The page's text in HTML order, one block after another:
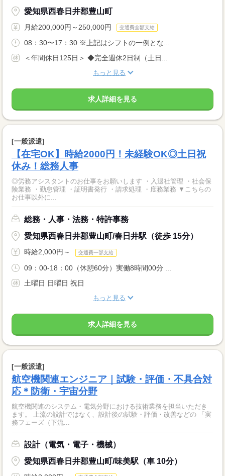
愛知県西春日井郡豊山町
月給200,000円～250,000円 交通費全額支給
08：30〜17：30 ※上記はシフトの一例とな...
＜年間休日125日＞ ◆完全週休2日制（土日...
もっと見る
求人詳細を見る
[一般派遣]
【在宅OK】時給2000円！未経験OK◎土日祝
休み！総務人事
◎労務アシスタントのお仕事をお願いします ・入退社管理 ・社会保
険業務 ・勤怠管理 ・証明書発行 ・請求処理 ・庶務業務 ▼こちらの
お仕事以外に...
総務・人事・法務・特許事務
愛知県西春日井郡豊山町/春日井駅（徒歩 15分）
時給2,000円～ 交通費一部支給
09：00-18：00（休憩60分）実働8時間00分 ...
土曜日 日曜日 祝日
もっと見る
求人詳細を見る
[一般派遣]
航空機関連エンジニア｜試験・評価・不具合対
応＊防衛・宇宙分野
航空機関連のシステム・電気分野における技術業務を担当いただき
ます。 上流の設計ではなく、設計後の試験・評価・改善などの 「実
務フェーズ（下流...
設計（電気・電子・機械）
愛知県西春日井郡豊山町/味美駅（車 10分）